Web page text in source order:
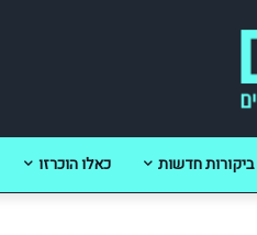
ביקורות חדשות כאלו הוכרזו